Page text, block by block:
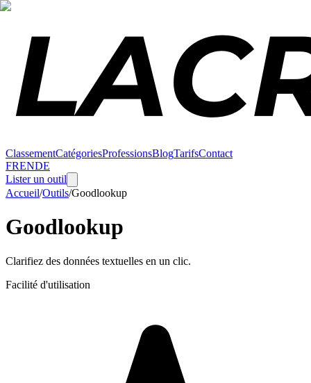
ClassementCatégoriesProfessionsBlogTarifsContact
FRENDE
Lister un outil
Accueil/Outils/Goodlookup
Goodlookup
Clarifiez des données textuelles en un clic.
Facilité d'utilisation